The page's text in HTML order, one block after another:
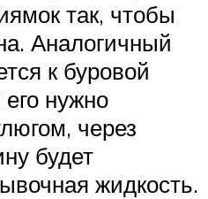
так, чтобы
Аналогичный
к буровой
нужно
через
будет
жидкость.